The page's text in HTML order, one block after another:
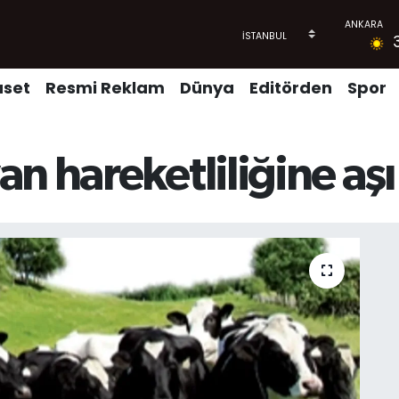
Resmi Reklam Dünya Editörden Spor
hareketliliğine